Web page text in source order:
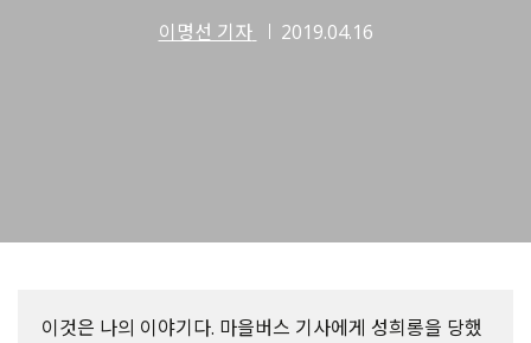
이명선 기자 2019.04.16
이것은 나의 이야기다. 마을버스 기사에게 성희롱을 당했